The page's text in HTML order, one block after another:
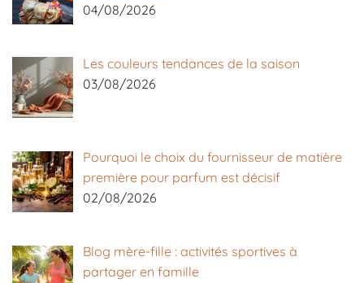
04/08/2026
Les couleurs tendances de la saison
03/08/2026
Pourquoi le choix du fournisseur de matière
première pour parfum est décisif
02/08/2026
Blog mère-fille : activités sportives à
partager en famille